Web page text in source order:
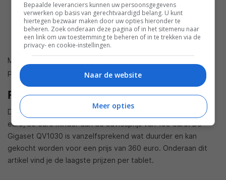
Meer informatie en alle specificaties vind je op de
productpagina van de Gigaset QV830en Gigaset QV1030
Prijs en beschikbaarheid
De Gigaset QV830 kan inmiddels gekocht worden voor 169
euro, 30 euro minder dan de adviesprijs van 199 euro. De
Gigaset QV1030 is vanzelfsprekend wat duurder en kan
gekocht worden voor een prijs van 360 euro. Onderaan dit
artikel vind je de laagste prijzen per tablet.
Bepaalde leveranciers kunnen uw persoonsgegevens
verwerken op basis van gerechtvaardigd belang. U kunt
hiertegen bezwaar maken door uw opties hieronder te
beheren. Zoek onderaan deze pagina of in het sitemenu naar
een link om uw toestemming te beheren of in te trekken via de
privacy- en cookie-instellingen.
Naar de website
Meer opties